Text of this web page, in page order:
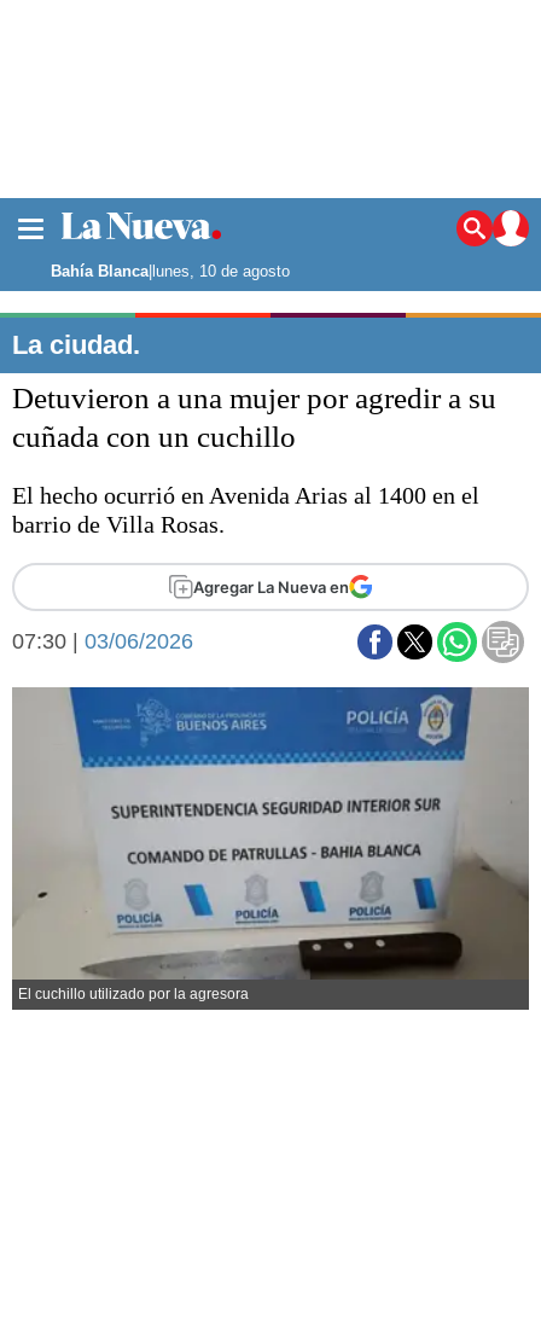
Noticias
La ciudad
Punta Alta
El mundo
Seguridad
Deportes
Escenario Olímpico
Fútbol
Cines
Economía y campo
Economía y finanzas
Con el campo
Sociedad y tiempo
Sociedad
Tecnología
Turismo
Salud
Es viral
El tiempo
Bahía Blanca|lunes, 10 de agosto
La ciudad.
Detuvieron a una mujer por agredir a su
cuñada con un cuchillo
El hecho ocurrió en Avenida Arias al 1400 en el
barrio de Villa Rosas.
Agregar La Nueva en
07:30 | 03/06/2026
El cuchillo utilizado por la agresora